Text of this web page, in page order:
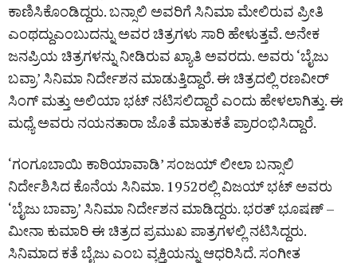
ಕಾಣಿಸಿಕೊಂಡಿದ್ದರು. ಬನ್ಸಾಲಿ ಅವರಿಗೆ ಸಿನಿಮಾ ಮೇಲಿರುವ ಪ್ರೀತಿ
ಎಂಥದ್ದುಎಂಬುದನ್ನು ಅವರ ಚಿತ್ರಗಳು ಸಾರಿ ಹೇಳುತ್ತವೆ. ಅನೇಕ
ಜನಪ್ರಿಯ ಚಿತ್ರಗಳನ್ನು ನೀಡಿರುವ ಖ್ಯಾತಿ ಅವರದು. ಅವರು ‘ಬೈಜು
ಬವ್ರಾ’ ಸಿನಿಮಾ ನಿರ್ದೇಶನ ಮಾಡುತ್ತಿದ್ದಾರೆ. ಈ ಚಿತ್ರದಲ್ಲಿ ರಣವೀರ್‌
ಸಿಂಗ್‌ ಮತ್ತು ಅಲಿಯಾ ಭಟ್ ನಟಿಸಲಿದ್ದಾರೆ ಎಂದು ಹೇಳಲಾಗಿತ್ತು. ಈ
ಮಧ್ಯೆ ಅವರು ನಯನತಾರಾ ಜೊತೆ ಮಾತುಕತೆ ಪ್ರಾರಂಭಿಸಿದ್ದಾರೆ.
‘ಗಂಗೂಬಾಯಿ ಕಾಠಿಯಾವಾಡಿ’ ಸಂಜಯ್ ಲೀಲಾ ಬನ್ಸಾಲಿ
ನಿರ್ದೇಶಿಸಿದ ಕೊನೆಯ ಸಿನಿಮಾ. 1952ರಲ್ಲಿ ವಿಜಯ್ ಭಟ್ ಅವರು
‘ಬೈಜು ಬಾವ್ರಾ’ ಸಿನಿಮಾ ನಿರ್ದೇಶನ ಮಾಡಿದ್ದರು. ಭರತ್ ಭೂಷಣ್ –
ಮೀನಾ ಕುಮಾರಿ ಈ ಚಿತ್ರದ ಪ್ರಮುಖ ಪಾತ್ರಗಳಲ್ಲಿ ನಟಿಸಿದ್ದರು.
ಸಿನಿಮಾದ ಕತೆ ಬೈಜು ಎಂಬ ವ್ಯಕ್ತಿಯನ್ನು ಆಧರಿಸಿದೆ. ಸಂಗೀತ